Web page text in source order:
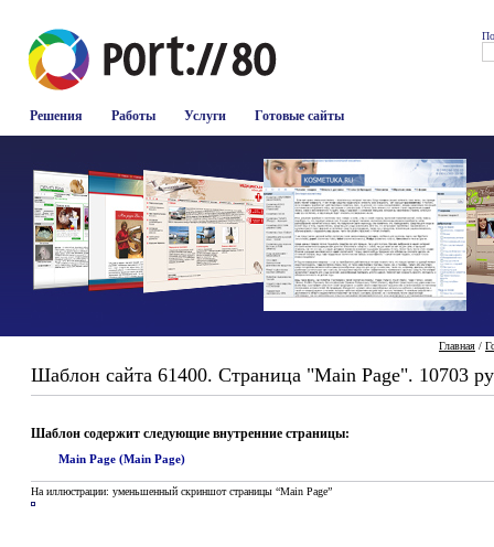
Решения Работы Услуги Готовые сайты
Главная /
Шаблон сайта 61400. Страница "Main Page". 10703
Шаблон содержит следующие внутренние страницы:
Main Page (Main Page)
На иллюстрации: уменьшенный скриншот страницы “Main Page”